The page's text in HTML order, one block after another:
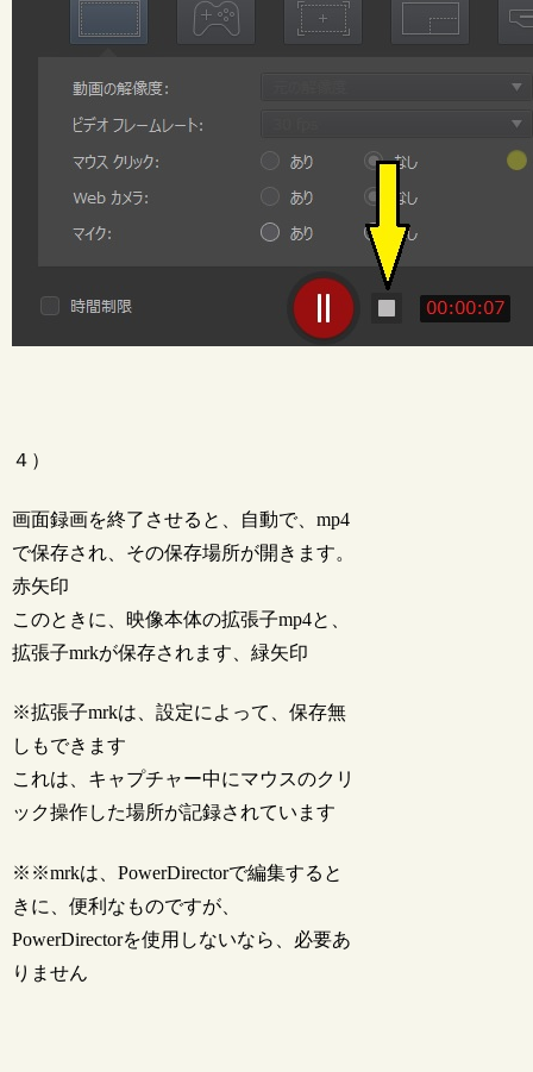
４）
画面録画を終了させると、自動で、mp4
で保存され、その保存場所が開きます。
赤矢印
このときに、映像本体の拡張子mp4と、
拡張子mrkが保存されます、緑矢印
※拡張子mrkは、設定によって、保存無
しもできます
これは、キャプチャー中にマウスのクリ
ック操作した場所が記録されています
※※mrkは、PowerDirectorで編集すると
きに、便利なものですが、
PowerDirectorを使用しないなら、必要あ
りません